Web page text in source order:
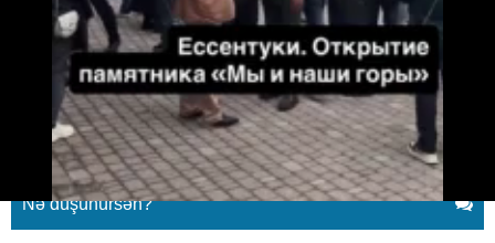
“Rusiyanın köhnəlmiş geosiyasi
vərdişləri”
02.06.2026
QAFQAZINFO.AZ ABUNƏ OL
Nə düşünürsən?